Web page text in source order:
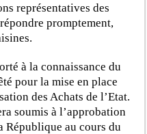
représentatives des
promptement,
à la connaissance du
pour la mise en place
des Achats de l’Etat.
soumis à l’approbation
République au cours du